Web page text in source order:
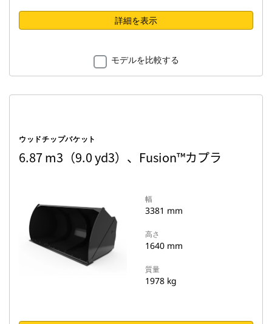
詳細を表示
モデルを比較する
ウッドチップバケット
6.87 m3（9.0 yd3）、Fusion™カプラ
幅
3381 mm
高さ
1640 mm
質量
1978 kg